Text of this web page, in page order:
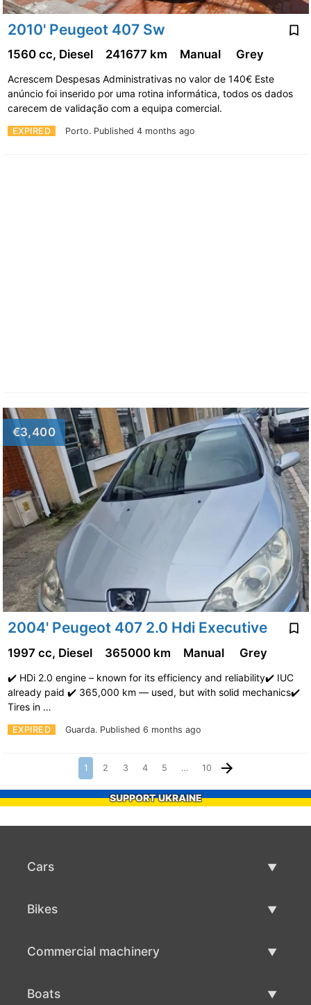
2010' Peugeot 407 Sw
EXPIRED Porto. Published 4 months ago
1560 cc, Diesel 241677 km Manual Grey
Acrescem Despesas Administrativas no valor de 140€ Este
anúncio foi inserido por uma rotina informática, todos os dados
carecem de validação com a equipa comercial.
€3,400
2004' Peugeot 407 2.0 Hdi Executive
EXPIRED Guarda. Published 6 months ago
1997 cc, Diesel 365000 km Manual Grey
✔️ HDi 2.0 engine – known for its efficiency and reliability✔️ IUC
already paid ✔️ 365,000 km — used, but with solid mechanics✔️
Tires in …
1 2 3 4 5 … 10
SUPPORT UKRAINE
Cars
Bikes
Commercial machinery
Boats